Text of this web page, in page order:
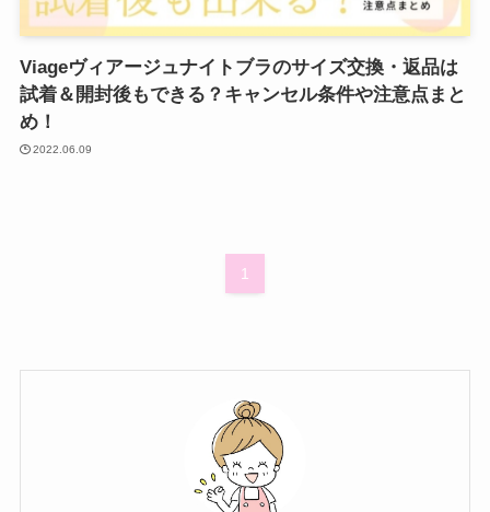
Viageヴィアージュナイトブラのサイズ交換・返品は
試着＆開封後もできる？キャンセル条件や注意点まと
め！
2022.06.09
1